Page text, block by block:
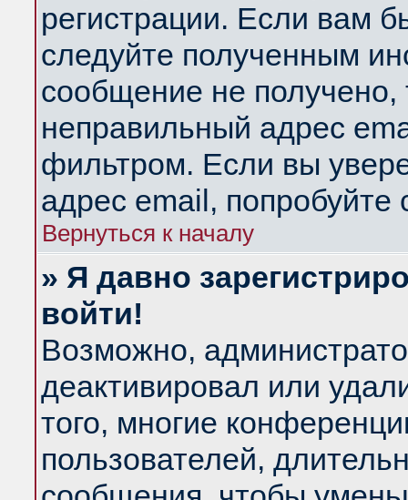
регистрации. Если вам
следуйте полученным
сообщение не получено,
неправильный адрес
фильтром. Если вы
адрес email, попробуйте
Вернуться к началу
» Я давно
войти!
Возможно,
деактивировал или
того, многие
пользователей,